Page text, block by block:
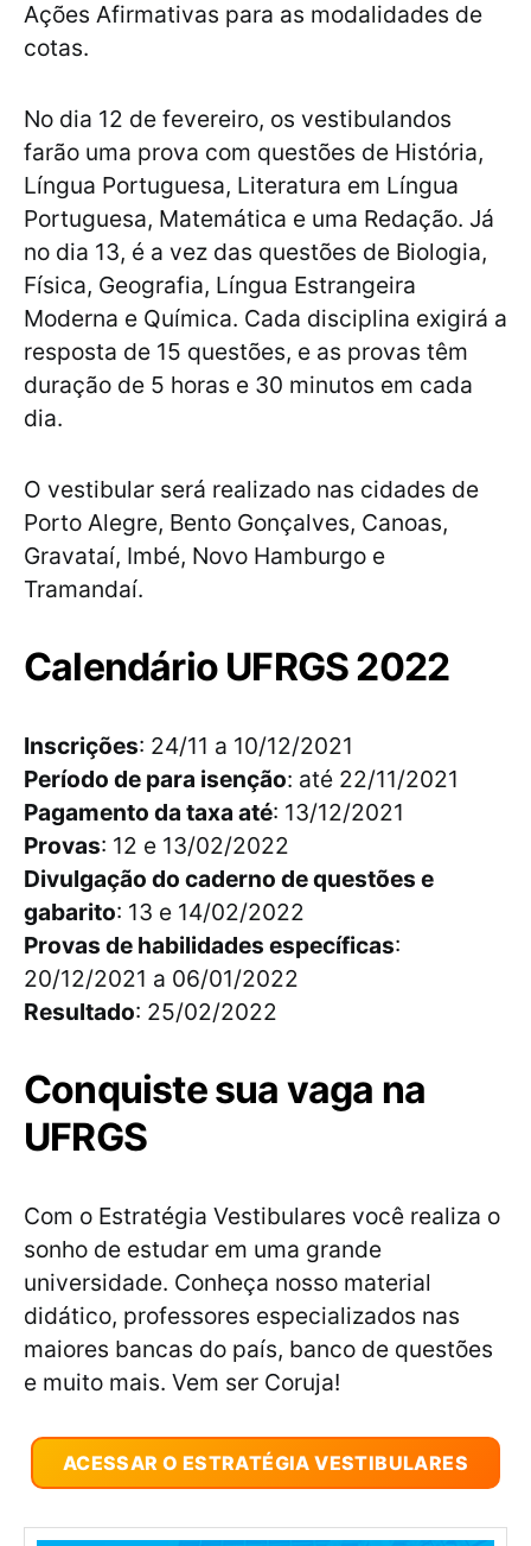
Ações Afirmativas para as modalidades de
cotas.
No dia 12 de fevereiro, os vestibulandos
farão uma prova com questões de História,
Língua Portuguesa, Literatura em Língua
Portuguesa, Matemática e uma Redação. Já
no dia 13, é a vez das questões de Biologia,
Física, Geografia, Língua Estrangeira
Moderna e Química. Cada disciplina exigirá a
resposta de 15 questões, e as provas têm
duração de 5 horas e 30 minutos em cada
dia.
O vestibular será realizado nas cidades de
Porto Alegre, Bento Gonçalves, Canoas,
Gravataí, Imbé, Novo Hamburgo e
Tramandaí.
Calendário UFRGS 2022
Inscrições: 24/11 a 10/12/2021
Período de para isenção: até 22/11/2021
Pagamento da taxa até: 13/12/2021
Provas: 12 e 13/02/2022
Divulgação do caderno de questões e
gabarito: 13 e 14/02/2022
Provas de habilidades específicas:
20/12/2021 a 06/01/2022
Resultado: 25/02/2022
Conquiste sua vaga na
UFRGS
Com o Estratégia Vestibulares você realiza o
sonho de estudar em uma grande
universidade. Conheça nosso material
didático, professores especializados nas
maiores bancas do país, banco de questões
e muito mais. Vem ser Coruja!
ACESSAR O ESTRATÉGIA VESTIBULARES